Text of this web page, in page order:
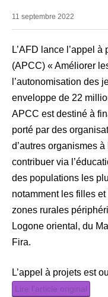
11 septembre 2022
L’AFD lance l’appel
(APCC) « Améliorer
l’autonomisation des
enveloppe de 22
APCC est destiné à
porté par des
d’autres organismes
contribuer via
des populations les
notamment les filles
zones rurales
Logone oriental, du
Fira.
L’appel à projets est
Lire l’article original